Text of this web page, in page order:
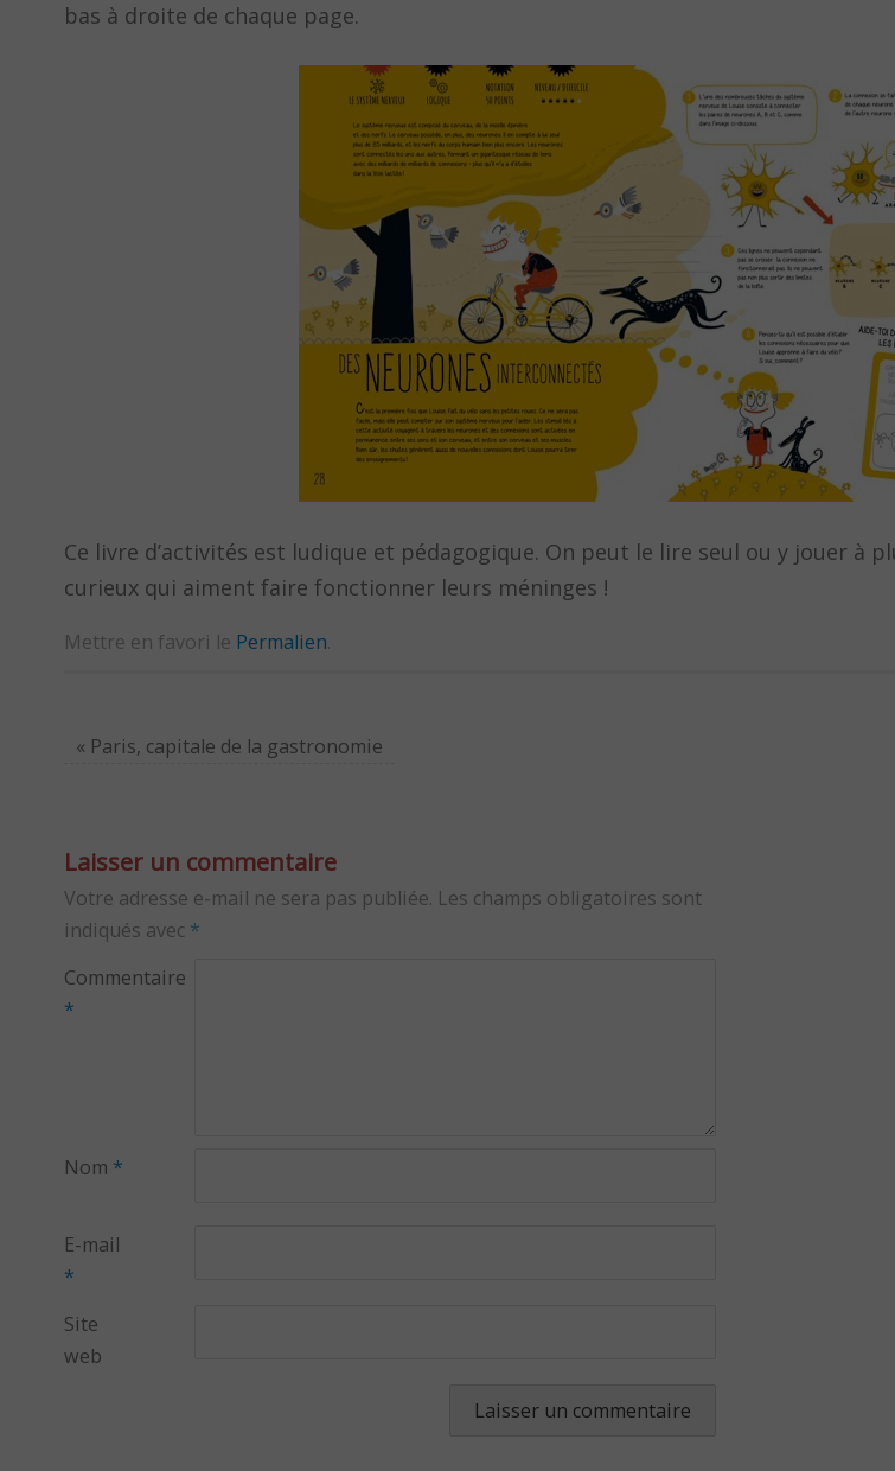
bas à droite de chaque page.
Ce livre d’activités est ludique et pédagogique. On peut le lire seul ou y jouer à
curieux qui aiment faire fonctionner leurs méninges !
Mettre en favori le Permalien.
« Paris, capitale de la gastronomie
Laisser un commentaire
Votre adresse e-mail ne sera pas publiée. Les champs obligatoires sont
indiqués avec *
Commentaire
*
Nom *
E-mail
*
Site
web